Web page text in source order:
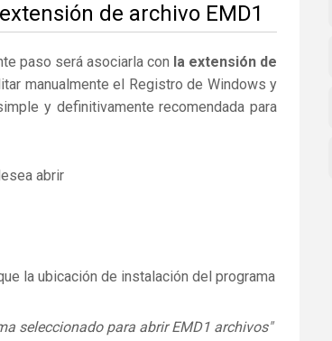
de archivo EMD1
paso será asociarla con la extensión de
manualmente el Registro de Windows y
y definitivamente recomendada para
abrir
la ubicación de instalación del programa
seleccionado para abrir EMD1 archivos"